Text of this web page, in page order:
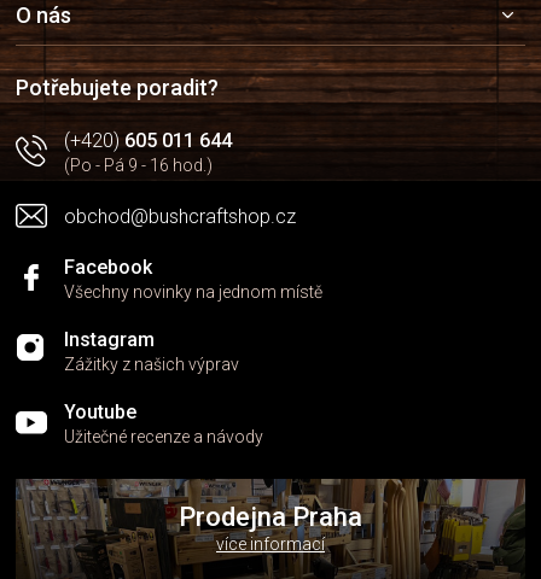
a
t
í
O nás
Potřebujete poradit?
(+420)605 011 644
(Po - Pá 9 - 16 hod.)
obchod@bushcraftshop.cz
Facebook
Všechny novinky na jednom místě
Instagram
Zážitky z našich výprav
Youtube
Užitečné recenze a návody
Prodejna Praha
více informací